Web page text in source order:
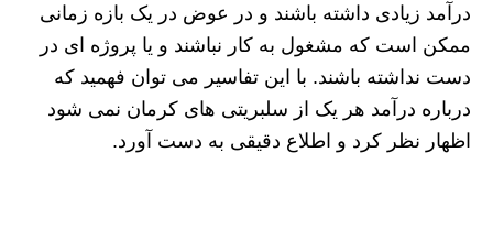
درآمد زیادی داشته باشند و در عوض در یک بازه زمانی
ممکن است که مشغول به کار نباشند و یا پروژه ای در
دست نداشته باشند. با این تفاسیر می توان فهمید که
درباره درآمد هر یک از سلبریتی های کرمان نمی شود
اظهار نظر کرد و اطلاع دقیقی به دست آورد.